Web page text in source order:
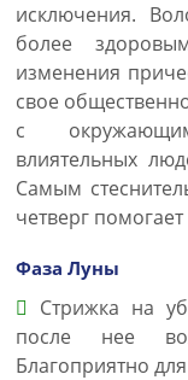
исключения.
более
изменения
свое
с
влиятельных
Самым
четверг помогает
Фаза Луны
Стрижка на
после нее
Благоприятно